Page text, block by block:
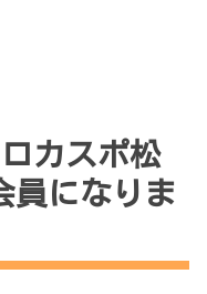
カスポ松
員になりま